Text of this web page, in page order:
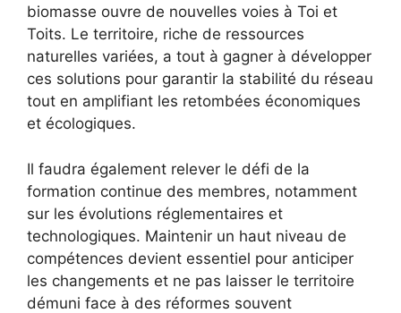
biomasse ouvre de nouvelles voies à Toi et
Toits. Le territoire, riche de ressources
naturelles variées, a tout à gagner à développer
ces solutions pour garantir la stabilité du réseau
tout en amplifiant les retombées économiques
et écologiques.
Il faudra également relever le défi de la
formation continue des membres, notamment
sur les évolutions réglementaires et
technologiques. Maintenir un haut niveau de
compétences devient essentiel pour anticiper
les changements et ne pas laisser le territoire
démuni face à des réformes souvent